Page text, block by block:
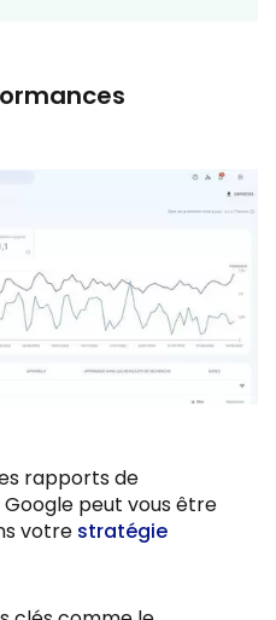
rapports de
peut vous être
votre stratégie